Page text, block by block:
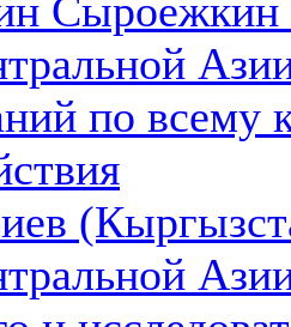
Сыроежкин
по всему